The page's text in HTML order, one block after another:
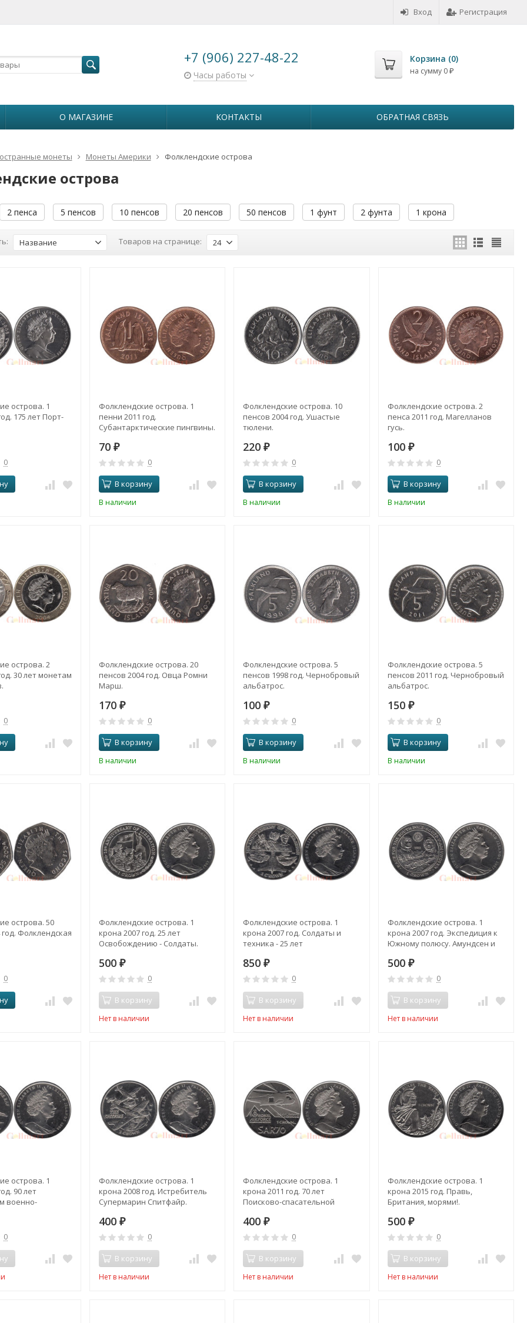
Вход Регистрация
+7 (906) 227-48-22
Часы работы
Корзина (0)
на сумму 0 ₽
О МАГАЗИНЕ КОНТАКТЫ ОБРАТНАЯ СВЯЗЬ
монеты Монеты Америки Фолклендские острова
острова
2 пенса 5 пенсов 10 пенсов 20 пенсов 50 пенсов 1 фунт 2 фунта 1 крона
Название Товаров на странице: 24
острова. 1
175 лет Порт-
0
Фолклендские острова. 1
пенни 2011 год.
Субантарктические пингвины.
70 ₽
0
В корзину
В наличии
Фолклендские острова. 10
пенсов 2004 год. Ушастые
тюлени.
220₽
0
В корзину
В наличии
Фолклендские острова. 2
пенса 2011 год. Магелланов
гусь.
100 ₽
0
В корзину
В наличии
острова. 2
30 лет монетам
0
Фолклендские острова. 20
пенсов 2004 год. Овца Ромни
Марш.
170 ₽
0
В корзину
В наличии
Фолклендские острова. 5
пенсов 1998 год. Чернобровый
альбатрос.
100₽
0
В корзину
В наличии
Фолклендские острова. 5
пенсов 2011 год. Чернобровый
альбатрос.
150 ₽
0
В корзину
В наличии
острова. 50
Фолклендская
0
Фолклендские острова. 1
крона 2007 год. 25 лет
Освобождению - Солдаты.
500 ₽
0
В корзину
Нет в наличии
Фолклендские острова. 1
крона 2007 год. Солдаты и
техника - 25 лет
850₽
0
В корзину
Нет в наличии
Фолклендские острова. 1
крона 2007 год. Экспедиция к
Южному полюсу. Амундсен и
500 ₽
0
В корзину
Нет в наличии
острова. 1
90 лет
военно-
0
Фолклендские острова. 1
крона 2008 год. Истребитель
Супермарин Спитфайр.
400 ₽
0
В корзину
Нет в наличии
Фолклендские острова. 1
крона 2011 год. 70 лет
Поисково-спасательной
400₽
0
В корзину
Нет в наличии
Фолклендские острова. 1
крона 2015 год. Правь,
Британия, морями!.
500 ₽
0
В корзину
Нет в наличии